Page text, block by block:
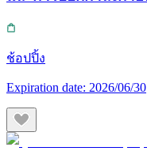
ช้อปปิ้ง
Expiration date: 2026/06/30